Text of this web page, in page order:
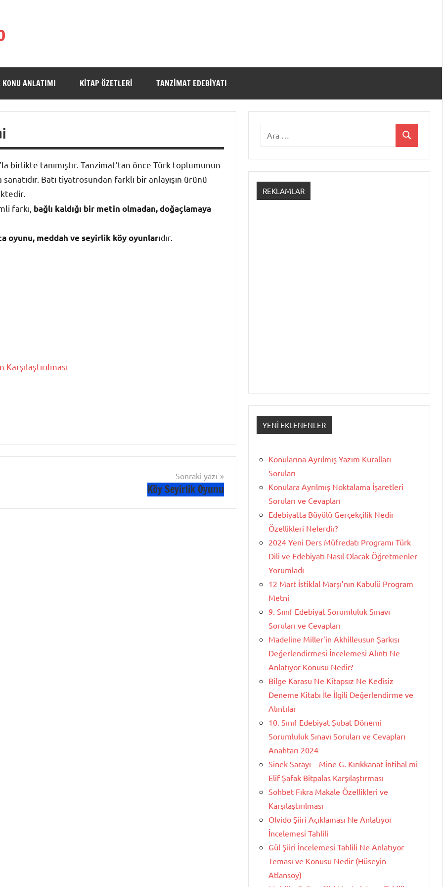
KONU ANLATIMI KITAP ÖZETLERI TANZIMAT EDEBIYATI
birlikte tanımıştır. Tanzimat’tan önce Türk toplumunun
Batı tiyatrosundan farklı bir anlayışın ürünü
farkı, bağlı kaldığı bir metin olmadan, doğaçlamaya
oyunu, meddah ve seyirlik köy oyunlarıdır.
Sonraki yazı
Köy Seyirlik Oyunu
Ara
REKLAMLAR
YENI EKLENENLER
Konularına Ayrılmış Yazım Kuralları
Soruları
Konulara Ayrılmış Noktalama İşaretleri
Soruları ve Cevapları
Edebiyatta Büyülü Gerçekçilik Nedir
Özellikleri Nelerdir?
2024 Yeni Ders Müfredatı Programı Türk
Dili ve Edebiyatı Nasıl Olacak Öğretmenler
Yorumladı
12 Mart İstiklal Marşı’nın Kabulü Program
Metni
9. Sınıf Edebiyat Sorumluluk Sınavı
Soruları ve Cevapları
Madeline Miller’in Akhilleusun Şarkısı
Değerlendirmesi İncelemesi Alıntı Ne
Anlatıyor Konusu Nedir?
Bilge Karasu Ne Kitapsız Ne Kedisiz
Deneme Kitabı İle İlgili Değerlendirme ve
Alıntılar
10. Sınıf Edebiyat Şubat Dönemi
Sorumluluk Sınavı Soruları ve Cevapları
Anahtarı 2024
Sinek Sarayı – Mine G. Kırıkkanat İntihal mi
Elif Şafak Bitpalas Karşılaştırması
Sohbet Fıkra Makale Özellikleri ve
Karşılaştırılması
Olvido Şiiri Açıklaması Ne Anlatıyor
İncelemesi Tahlili
Gül Şiiri İncelemesi Tahlili Ne Anlatıyor
Teması ve Konusu Nedir (Hüseyin
Atlansoy)